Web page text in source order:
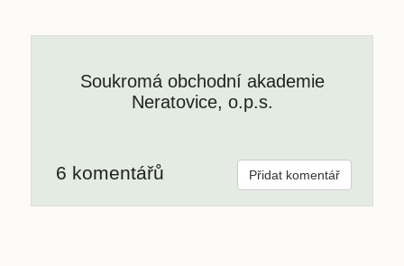
Soukromá obchodní akademie
Neratovice, o.p.s.
6 komentářů Přidat komentář